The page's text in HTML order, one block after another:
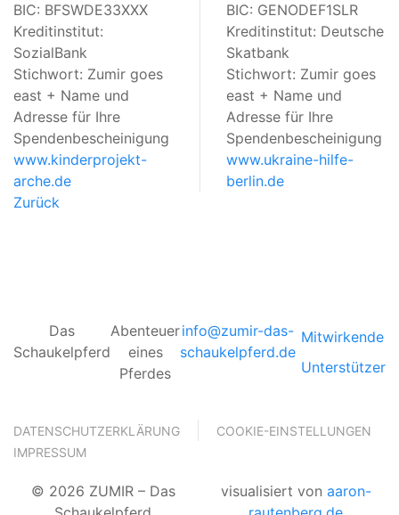
BIC: BFSWDE33XXX
Kreditinstitut:
SozialBank
Stichwort: Zumir goes
east + Name und
Adresse für Ihre
Spendenbescheinigung
www.kinderprojekt-
arche.de
BIC: GENODEF1SLR
Kreditinstitut: Deutsche
Skatbank
Stichwort: Zumir goes
east + Name und
Adresse für Ihre
Spendenbescheinigung
www.ukraine-hilfe-
berlin.de
Zurück
Das
Schaukelpferd
Abenteuer
eines
Pferdes
info@zumir-das-
schaukelpferd.de
Mitwirkende
Unterstützer
DATENSCHUTZERKLÄRUNG
COOKIE-EINSTELLUNGEN
IMPRESSUM
© 2026 ZUMIR – Das
visualisiert von aaron-